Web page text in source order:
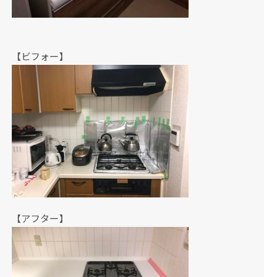
【ビフォー】
【アフター】